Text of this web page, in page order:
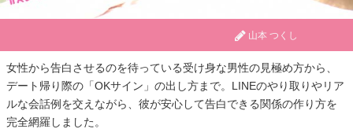
山本 つくし
女性から告白させるのを待っている受け身な男性の見極め方から、
デート帰り際の「OKサイン」の出し方まで。LINEのやり取りやリア
ルな会話例を交えながら、彼が安心して告白できる関係の作り方を
完全網羅しました。